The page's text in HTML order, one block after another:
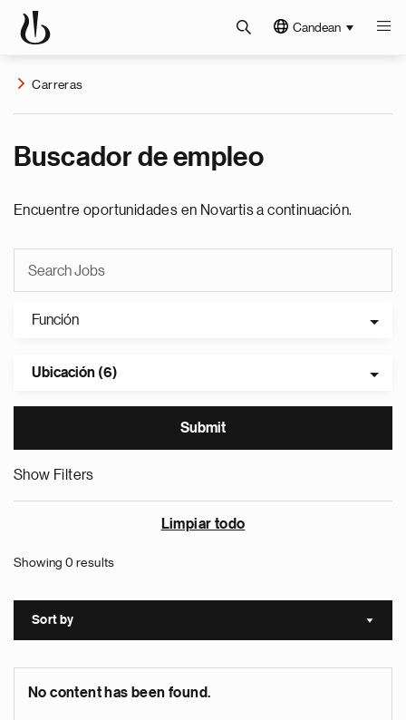
Candean
Carreras
Buscador de empleo
Encuentre oportunidades en Novartis a continuación.
Función
Ubicación (6)
Show Filters
Limpiar todo
Showing 0 results
Sort by Sort
No content has been found.